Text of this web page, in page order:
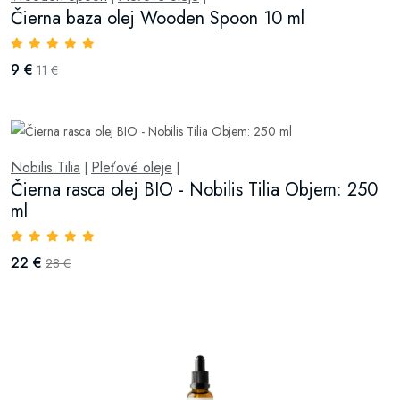
Čierna baza olej Wooden Spoon 10 ml
9 € 11 €
Nobilis Tilia | Pleťové oleje |
Čierna rasca olej BIO - Nobilis Tilia Objem: 250
ml
22 € 28 €